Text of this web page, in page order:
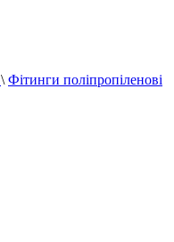
\ Фітинги поліпропіленові